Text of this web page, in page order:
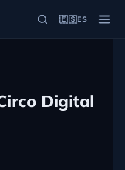
🇪🇸ES
Digital